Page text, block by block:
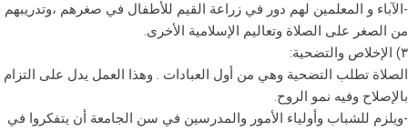
-الآباء و المعلمين لهم دور في زراعة القيم للأطفال في صغرهم ،وتدريبهم
من الصغر على الصلاة وتعاليم الإسلامية الأخرى.
٣) الإخلاص والتضحية:
الصلاة تطلب التضحية وهي من أول العبادات . وهذا العمل يدل على التزام
بالإصلاح وفيه نمو الروح.
-ويلزم للشباب وأولياء الأمور والمدرسين في سن الجامعة أن يتفكروا في